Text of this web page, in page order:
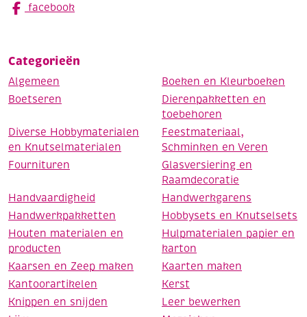
facebook
Categorieën
Algemeen
Boeken en Kleurboeken
Boetseren
Dierenpakketten en
toebehoren
Diverse Hobbymaterialen
en Knutselmaterialen
Feestmateriaal,
Schminken en Veren
Fournituren
Glasversiering en
Raamdecoratie
Handvaardigheid
Handwerkgarens
Handwerkpakketten
Hobbysets en Knutselsets
Houten materialen en
producten
Hulpmaterialen papier en
karton
Kaarsen en Zeep maken
Kaarten maken
Kantoorartikelen
Kerst
Knippen en snijden
Leer bewerken